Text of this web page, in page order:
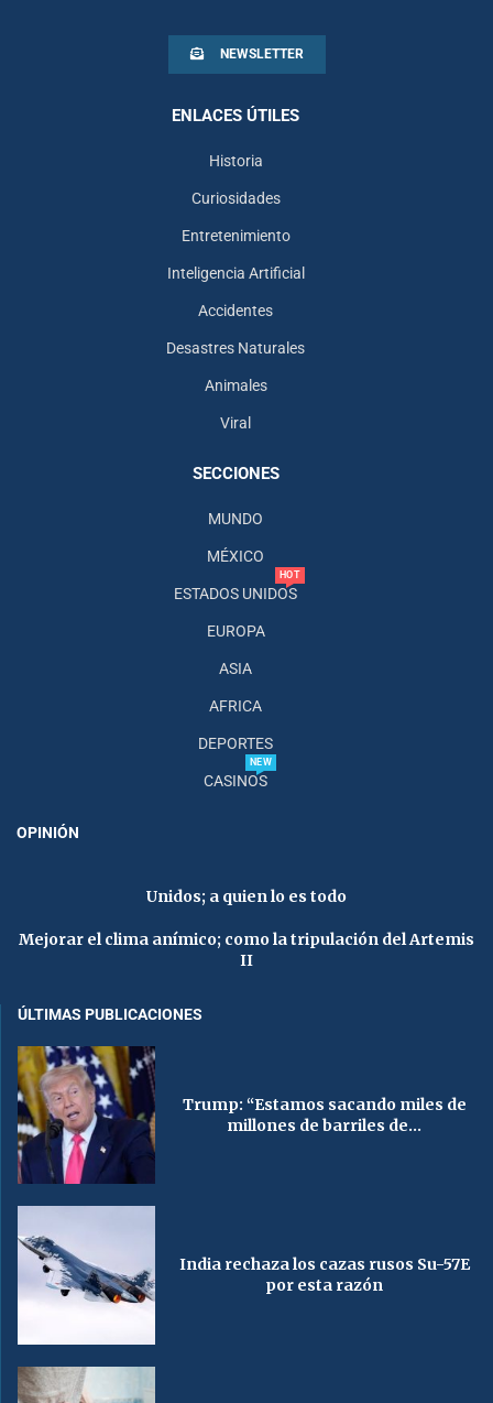
NEWSLETTER
ENLACES ÚTILES
Historia
Curiosidades
Entretenimiento
Inteligencia Artificial
Accidentes
Desastres Naturales
Animales
Viral
SECCIONES
MUNDO
MÉXICO
ESTADOS UNIDOS
HOT
EUROPA
ASIA
AFRICA
DEPORTES
CASINOS
NEW
OPINIÓN
Unidos; a quien lo es todo
Mejorar el clima anímico; como la tripulación del Artemis
II
ÚLTIMAS PUBLICACIONES
Trump: “Estamos sacando miles de
millones de barriles de...
India rechaza los cazas rusos Su-57E
por esta razón